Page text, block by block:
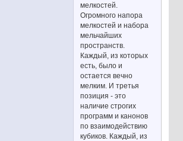
мелкостей.
Огромного напора
мелкостей и набора
мельчайших
пространств.
Каждый, из которых
есть, было и
остается вечно
мелким. И третья
позиция - это
наличие строгих
программ и канонов
по взаимодействию
кубиков. Каждый, из